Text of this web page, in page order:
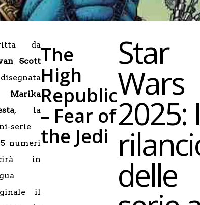
Star
Wars
2025:
delle
The
High
Republic
– Fear of
the Jedi
da
Scott
Marika
, la
serie
numeri
in
il